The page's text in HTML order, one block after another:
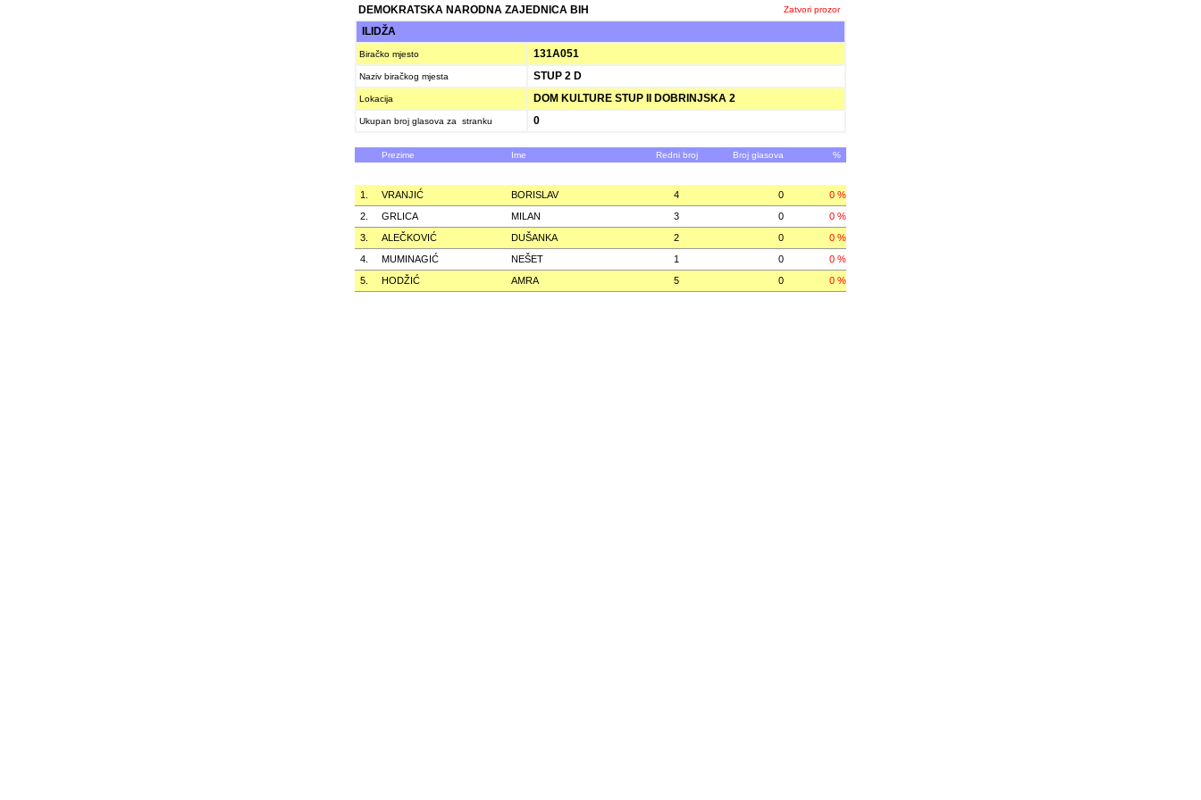
DEMOKRATSKA NARODNA ZAJEDNICA BIH Zatvori prozor
ILIDŽA
Biračko mjesto 131A051
Naziv biračkog mjesta STUP 2 D
Lokacija DOM KULTURE STUP II DOBRINJSKA 2
Ukupan broj glasova za stranku 0
Prezime Ime Redni broj Broj glasova %
1. VRANJIĆ BORISLAV 4 0
0 %
2.
GRLICA MILAN 3 0
0 %
3.
ALEČKOVIĆ DUŠANKA 2 0
0 %
4.
MUMINAGIĆ NEŠET 1 0
0 %
5.
HODŽIĆ AMRA 5 0 0 %